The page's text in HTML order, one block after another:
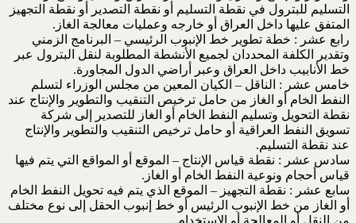
التسليم للبترول في نقطة التسليم أو نقطة التصدير أو نقطة التجهيز
المتفق عليها داخل العراق أو خارجه وعمليات معالجة الغاز.
رابع عشر : خطة تطوير خط الإنبوب الرئيسي – البرنامج الزمني
وتقدير الكلفة المحددان لجميع الأنشطة المطلوبة لنقل البترول عبر
خط الأنابيب داخل العراق وعبر أراضي الدول المجاورة.
خامس عشر : الناقل – الكيان المعين من مجلس الوزراء لتسلم
النفط الخام أو الغاز من حامل ترخيص التنقيب والتطوير والإنتاج عند
نقطة التحويل وتسليم النفط الخام أو الغاز للتصدير إلى شركة
تسويق النفط العراقية أو حامل ترخيص التنقيب والتطوير والإنتاج
عند نقطة التسليم.
سادس عشر : نقطة قياس الإنتاج – الموقع أو المواقع التي يتم فيها
قياس أحجام ونوعية النفط الخام أو الغاز.
سابع عشر : نقطة التجهيز – الموقع الذي يتم فيه تحويل النفط الخام
أو الغاز من خط الإنبوب الرئيس أو خط إنبوب الحقل إلى نوع مختلف